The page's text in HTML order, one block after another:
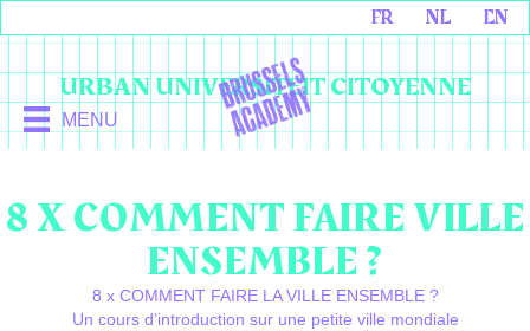
FR NL EN
URBAN UNIVERSITEIT CITOYENNE
MENU
8 X COMMENT FAIRE VILLE
ENSEMBLE ?
8 x COMMENT FAIRE LA VILLE ENSEMBLE ?
Un cours d’introduction sur une petite ville mondiale